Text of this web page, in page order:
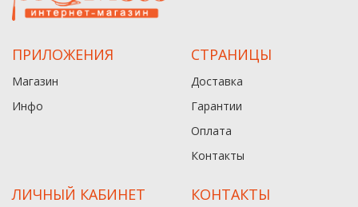
ПРИЛОЖЕНИЯ
Магазин
Инфо
СТРАНИЦЫ
Доставка
Гарантии
Оплата
Контакты
ЛИЧНЫЙ КАБИНЕТ КОНТАКТЫ